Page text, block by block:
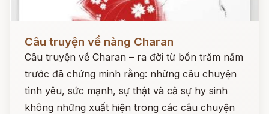
Câu truyện về nàng Charan
Câu truyện về Charan – ra đời từ bốn trăm năm
trước đã chứng minh rằng: những câu chuyện
tình yêu, sức mạnh, sự thật và cả sự hy sinh
không những xuất hiện trong các câu chuyện